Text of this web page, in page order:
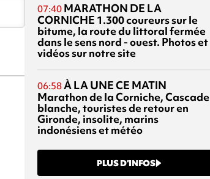
07:40 MARATHON DE LA
CORNICHE 1.300 coureurs sur le
bitume, la route du littoral fermée
dans le sens nord - ouest. Photos et
vidéos sur notre site
06:58À LA UNE CE MATIN
Marathon de la Corniche, Cascade
blanche, touristes de retour en
Gironde, insolite, marins
indonésiens et météo
PLUS D’INFOS